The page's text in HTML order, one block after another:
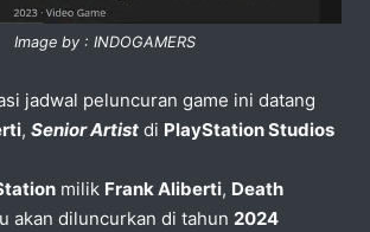
Image by : INDOGAMERS
jadwal peluncuran game ini datang
, Senior Artist di PlayStation Studios
milik Frank Aliberti, Death
akan diluncurkan di tahun 2024